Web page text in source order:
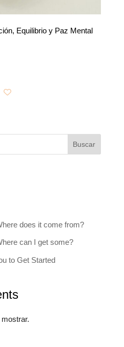
Equilibrio y Paz Mental
Buscar
does it come from?
can I get some?
to Get Started